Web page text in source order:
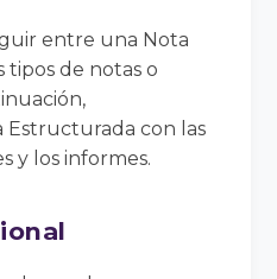
entre una Nota
de notas o
Estructurada con las
y los informes.